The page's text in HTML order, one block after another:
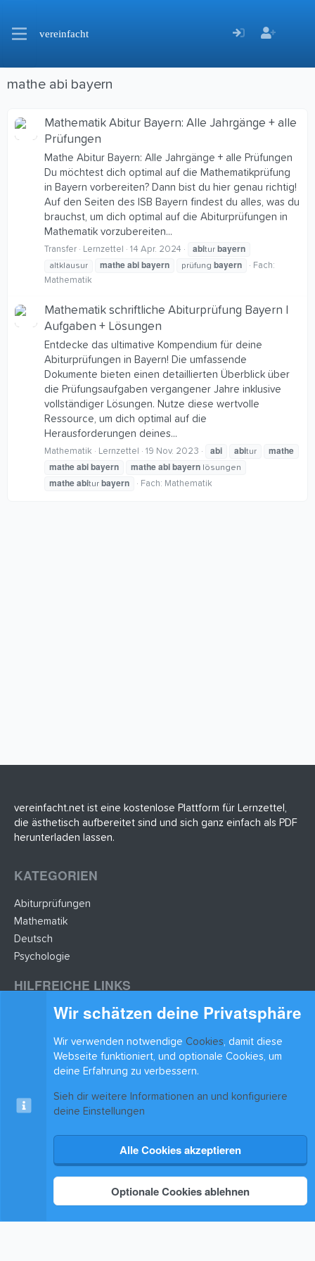
vereinfacht
mathe abi bayern
Mathematik Abitur Bayern: Alle Jahrgänge + alle
Prüfungen
Mathe Abitur Bayern: Alle Jahrgänge + alle Prüfungen
Du möchtest dich optimal auf die Mathematikprüfung
in Bayern vorbereiten? Dann bist du hier genau richtig!
Auf den Seiten des ISB Bayern findest du alles, was du
brauchst, um dich optimal auf die Abiturprüfungen in
Mathematik vorzubereiten...
Transfer Lernzettel 14 Apr. 2024 abitur bayern
altklausur matheabibayern prüfung bayern
Fach:
Mathematik
Mathematik schriftliche Abiturprüfung Bayern |
Aufgaben + Lösungen
Entdecke das ultimative Kompendium für deine
Abiturprüfungen in Bayern! Die umfassende
Dokumente bieten einen detaillierten Überblick über
die Prüfungsaufgaben vergangener Jahre inklusive
vollständiger Lösungen. Nutze diese wertvolle
Ressource, um dich optimal auf die
Herausforderungen deines...
Mathematik Lernzettel 19 Nov. 2023 abi abitur
mathe
matheabibayern matheabibayern lösungen
matheabitur bayern Fach: Mathematik
vereinfacht.net ist eine kostenlose Plattform für Lernzettel,
die ästhetisch aufbereitet sind und sich ganz einfach als PDF
herunterladen lassen.
KATEGORIEN
Abiturprüfungen
Mathematik
Deutsch
Psychologie
HILFREICHE LINKS
Lernzettel hochladen
BLEIB AUF DEM LAUFENDEN
xenAwsome-GradientHeader
Kontakt
Nutzungsbedingungen
Datenschutz Hilfe & Support Start
Community platform by XenForo
Theming with
Wir schätzen deine Privatsphäre
Wir verwenden notwendige Cookies, damit diese
Webseite funktioniert, und optionale Cookies, um
deine Erfahrung zu verbessern.
Sieh dir weitere Informationen an und konfiguriere
deine Einstellungen
Alle Cookies akzeptieren
Optionale Cookies ablehnen